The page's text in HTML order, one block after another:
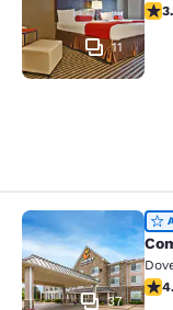
11
3-
Comfort
37